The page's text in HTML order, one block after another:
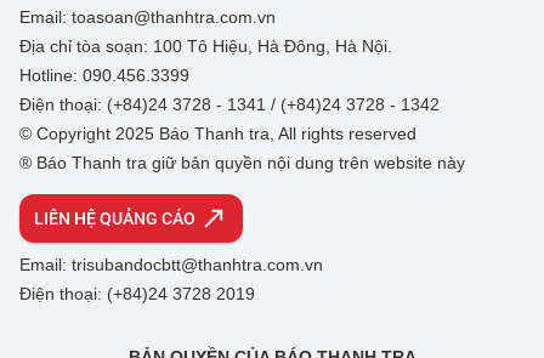
Email: toasoan@thanhtra.com.vn
Địa chỉ tòa soạn: 100 Tô Hiệu, Hà Đông, Hà Nội.
Hotline: 090.456.3399
Điện thoại: (+84)24 3728 - 1341 / (+84)24 3728 - 1342
© Copyright 2025 Báo Thanh tra, All rights reserved
® Báo Thanh tra giữ bản quyền nội dung trên website này
LIÊN HỆ QUẢNG CÁO
Email: trisubandocbtt@thanhtra.com.vn
Điện thoại: (+84)24 3728 2019